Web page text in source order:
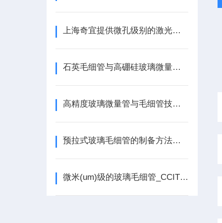
上海奇宜提供微孔级别的激光打孔加工、毛细管、微量管、金属丝制备服务
石英毛细管与高硼硅玻璃微量管性能差异及工程应用选型技术解析
高精度玻璃微量管与毛细管技术在制药CCIT和生命科学领域的应用
预拉式玻璃毛细管的制备方法及装置
微米(um)级的玻璃毛细管_CCIT阳性样品制备